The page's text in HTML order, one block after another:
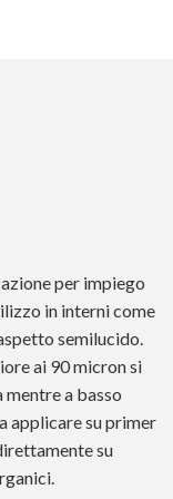
per impiego
in interni come
semilucido.
ai 90 micron si
a basso
applicare su primer
su